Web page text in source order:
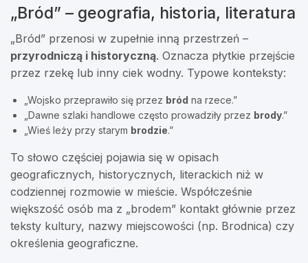
„Bród” – geografia, historia, literatura
„Bród” przenosi w zupełnie inną przestrzeń –
przyrodniczą i historyczną. Oznacza płytkie przejście
przez rzekę lub inny ciek wodny. Typowe konteksty:
„Wojsko przeprawiło się przez bród na rzece.”
„Dawne szlaki handlowe często prowadziły przez brody.”
„Wieś leży przy starym brodzie.”
To słowo częściej pojawia się w opisach
geograficznych, historycznych, literackich niż w
codziennej rozmowie w mieście. Współcześnie
większość osób ma z „brodem” kontakt głównie przez
teksty kultury, nazwy miejscowości (np. Brodnica) czy
określenia geograficzne.